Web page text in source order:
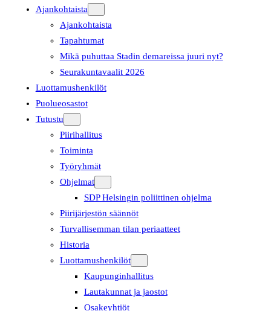
Ajankohtaista
Ajankohtaista
Tapahtumat
Mikä puhuttaa Stadin demareissa juuri nyt?
Seurakuntavaalit 2026
Luottamushenkilöt
Puolueosastot
Tutustu
Piirihallitus
Toiminta
Työryhmät
Ohjelmat
SDP Helsingin poliittinen ohjelma
Piirijärjestön säännöt
Turvallisemman tilan periaatteet
Historia
Luottamushenkilöt
Kaupunginhallitus
Lautakunnat ja jaostot
Osakeyhtiöt